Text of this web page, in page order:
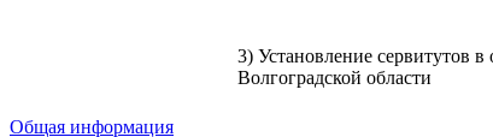
Общая информация
3) Установление сервитутов
Волгоградской области